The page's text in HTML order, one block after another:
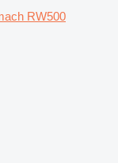
RW500